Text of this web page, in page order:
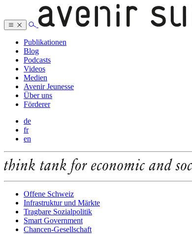
Publikationen
Blog
Podcasts
Videos
Medien
Avenir Jeunesse
Über uns
Förderer
de
fr
en
Offene Schweiz
Infrastruktur und Märkte
Tragbare Sozialpolitik
Smart Government
Chancen-Gesellschaft